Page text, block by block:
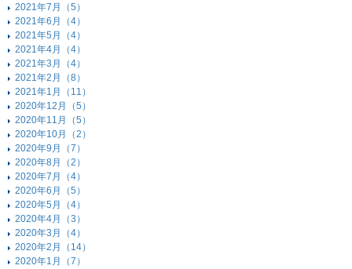
2021年7月（5）
2021年6月（4）
2021年5月（4）
2021年4月（4）
2021年3月（4）
2021年2月（8）
2021年1月（11）
2020年12月（5）
2020年11月（5）
2020年10月（2）
2020年9月（7）
2020年8月（2）
2020年7月（4）
2020年6月（5）
2020年5月（4）
2020年4月（3）
2020年3月（4）
2020年2月（14）
2020年1月（7）